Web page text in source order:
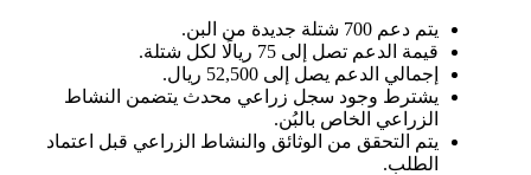
يتم دعم 700 شتلة جديدة من البن.
قيمة الدعم تصل إلى 75 ريالًا لكل شتلة.
إجمالي الدعم يصل إلى 52,500 ريال.
يشترط وجود سجل زراعي محدث يتضمن النشاط
الزراعي الخاص بالبُن.
يتم التحقق من الوثائق والنشاط الزراعي قبل اعتماد
الطلب.